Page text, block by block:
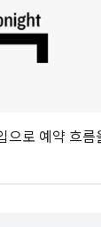
으로 예약 흐름